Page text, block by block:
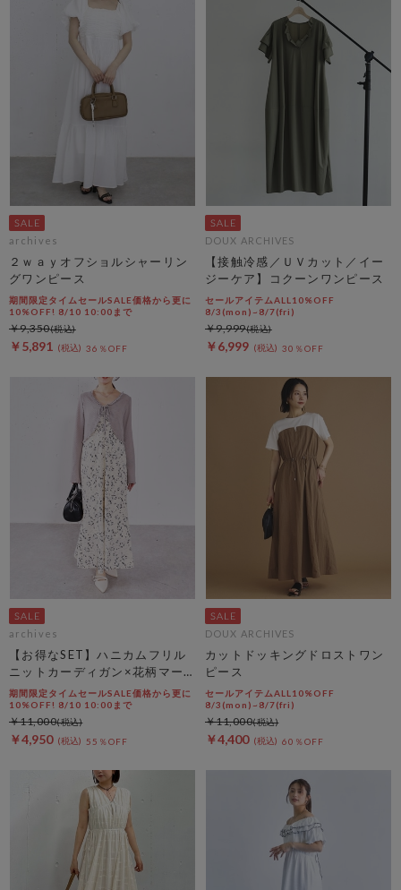
archives
２ｗａｙオフショルシャーリン
グワンピース
期間限定タイムセールSALE価格から更に
10%OFF! 8/10 10:00まで
￥5,891 36％OFF
￥9,350
DOUX ARCHIVES
【接触冷感／ＵＶカット／イー
ジーケア】コクーンワンピース
セールアイテムALL10%OFF
8/3(mon)~8/7(fri)
￥6,999 30％OFF
￥9,999
archives
【お得なSET】ハニカムフリル
ニットカーディガン×花柄マー
メイドキャミｏｐＳＥＴ
期間限定タイムセールSALE価格から更に
10%OFF! 8/10 10:00まで
￥4,950 55％OFF
￥11,000
DOUX ARCHIVES
カットドッキングドロストワン
ピース
セールアイテムALL10%OFF
8/3(mon)~8/7(fri)
￥4,400 60％OFF
￥11,000